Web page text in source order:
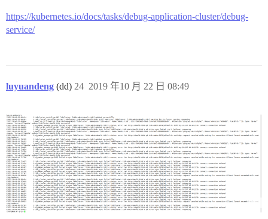
https://kubernetes.io/docs/tasks/debug-application-cluster/debug-
service/
luyuandeng (dd) 2019 年10 月 22 日 08:49
24